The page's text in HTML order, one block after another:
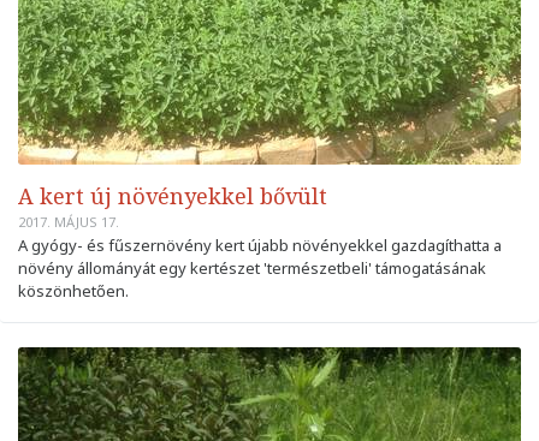
A kert új növényekkel bővült
2017. MÁJUS 17.
A gyógy- és fűszernövény kert újabb növényekkel gazdagíthatta a
növény állományát egy kertészet 'természetbeli' támogatásának
köszönhetően.